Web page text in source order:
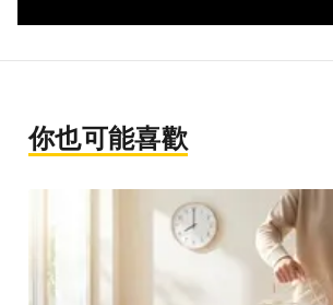
你也可能喜歡